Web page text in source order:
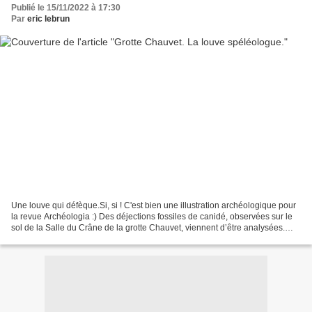
Publié le 15/11/2022 à 17:30
Par eric lebrun
Une louve qui défèque.Si, si ! C'est bien une illustration archéologique pour
la revue Archéologia :) Des déjections fossiles de canidé, observées sur le
sol de la Salle du Crâne de la grotte Chauvet, viennent d’être analysées.